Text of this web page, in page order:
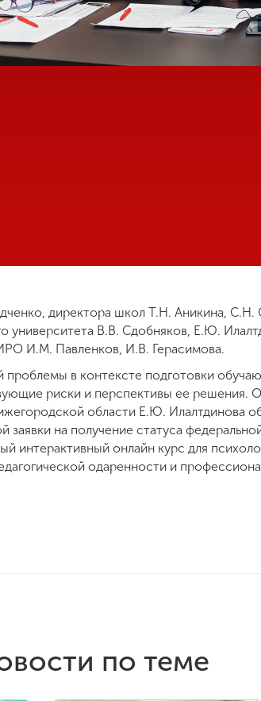
директора школ Т.Н. Аникина, С.Н.
университета В.В. Сдобняков, Е.Ю.
И.М. Павленков, И.В. Герасимова.
проблемы в контексте подготовки
риски и перспективы ее решения.
области Е.Ю. Илалтдинова
на получение статуса
интерактивный онлайн курс для
одаренности и
по теме